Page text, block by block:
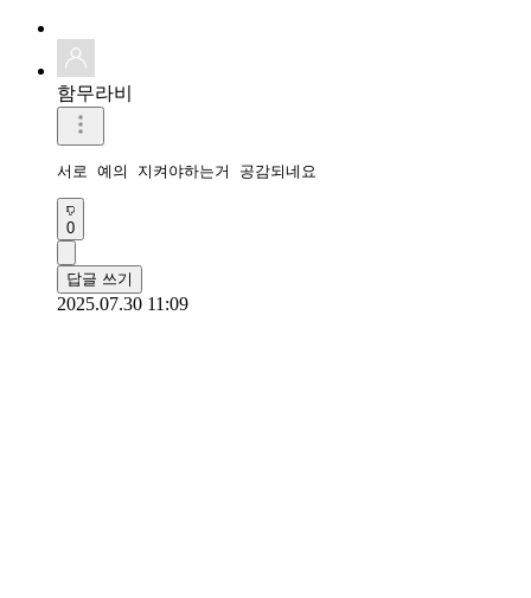
함무라비
서로 예의 지켜야하는거 공감되네요
0
답글 쓰기
2025.07.30 11:09